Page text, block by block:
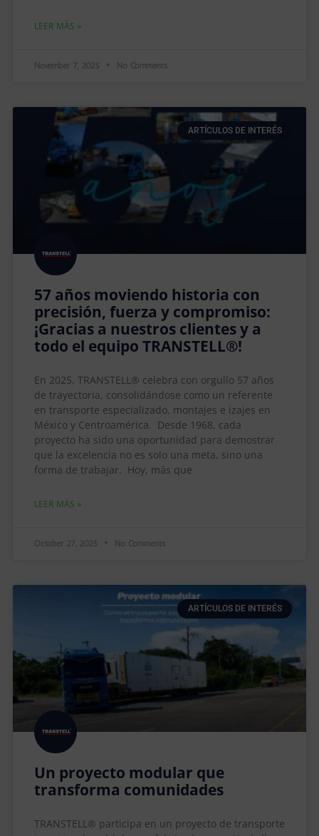
LEER MÁS »
November 7, 2025 No Comments
ARTÍCULOS DE INTERÉS
57 años moviendo historia con
precisión, fuerza y compromiso:
¡Gracias a nuestros clientes y a
todo el equipo TRANSTELL®!
En 2025, TRANSTELL® celebra con orgullo 57 años
de trayectoria, consolidándose como un referente
en transporte especializado, montajes e izajes en
México y Centroamérica. Desde 1968, cada
proyecto ha sido una oportunidad para demostrar
que la excelencia no es solo una meta, sino una
forma de trabajar. Hoy, más que
LEER MÁS »
October 27, 2025 No Comments
ARTÍCULOS DE INTERÉS
Un proyecto modular que
transforma comunidades
TRANSTELL® participa en un proyecto de transporte